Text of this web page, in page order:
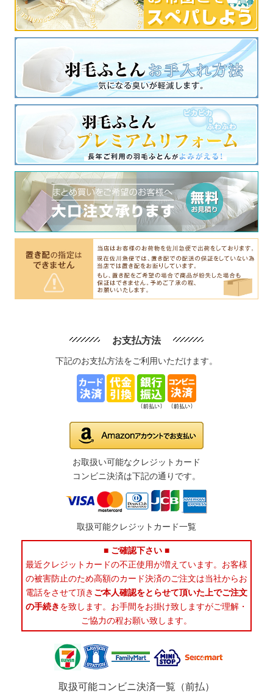
お支払方法
下記のお支払方法をご利用いただけます。
お取扱い可能なクレジットカード
コンビニ決済は下記の通りです。
取扱可能クレジットカード一覧
■ ご確認下さい ■
最近クレジットカードの不正使用が増えています。お客様
の被害防止のため高額のカード決済のご注文は当社からお
電話をさせて頂き ご本人確認をとらせて頂いた上でご注文
の手続きを致します。お手間をお掛け致しますがご理解・
ご協力の程お願い致します。
取扱可能コンビニ決済一覧（前払）